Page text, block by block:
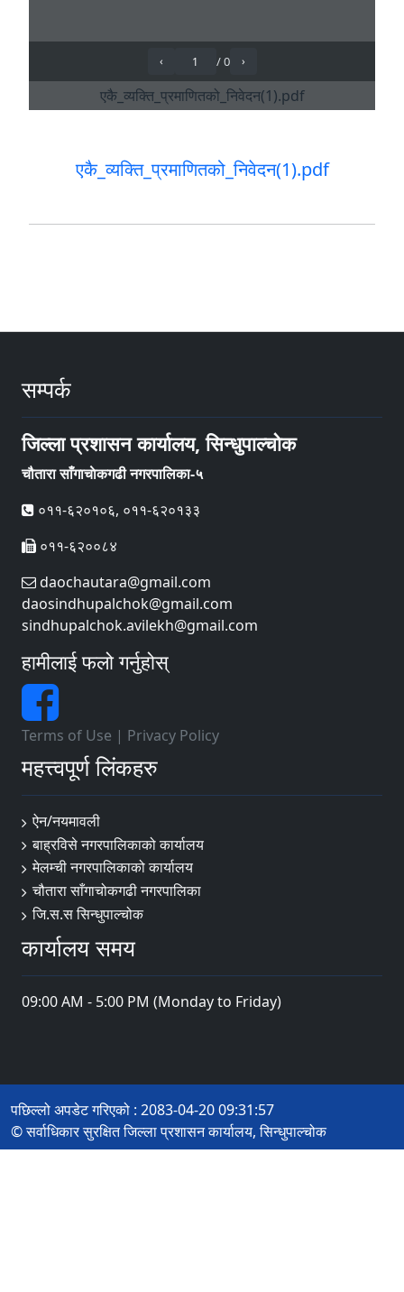
एकै_व्यक्ति_प्रमाणितको_निवेदन(1).pdf
सम्पर्क
जिल्ला प्रशासन कार्यालय, सिन्धुपाल्चोक
चौतारा साँगाचाेकगढी नगरपालिका-५
०११-६२०१०६, ०११-६२०१३३
०११-६२००८४
daochautara@gmail.com
daosindhupalchok@gmail.com
sindhupalchok.avilekh@gmail.com
हामीलाई फलो गर्नुहोस्
Terms of Use | Privacy Policy
महत्त्वपूर्ण लिंकहरु
ऐन/नयमावली
बाह्रविसे नगरपालिकाको कार्यालय
मेलम्ची नगरपालिकाको कार्यालय
चौतारा साँगाचोकगढी नगरपालिका
जि.स.स सिन्धुपाल्चोक
कार्यालय समय
09:00 AM - 5:00 PM (Monday to Friday)
पछिल्लो अपडेट गरिएको : 2083-04-20 09:31:57
© सर्वाधिकार सुरक्षित जिल्ला प्रशासन कार्यालय, सिन्धुपाल्चोक